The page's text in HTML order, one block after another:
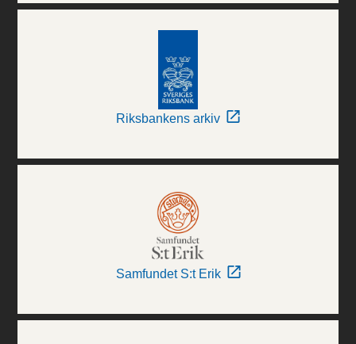
Riksbankens arkiv
Samfundet S:t Erik